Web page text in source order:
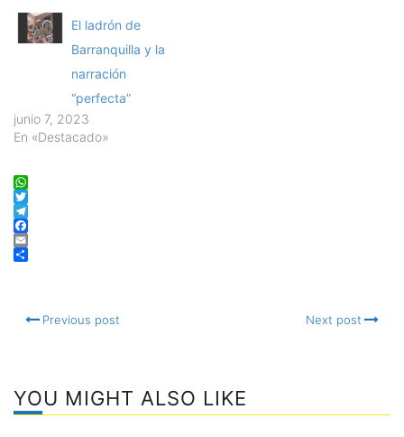
El ladrón de
Barranquilla y la
narración
“perfecta”
junio 7, 2023
En «Destacado»
WhatsApp
Twitter
Telegram
Facebook
Email
Previous post Next post
YOU MIGHT ALSO LIKE